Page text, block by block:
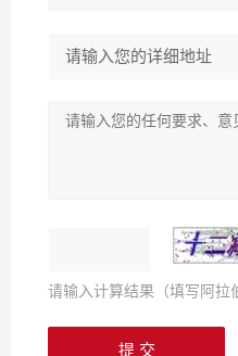
请输入计算结果（填写阿拉